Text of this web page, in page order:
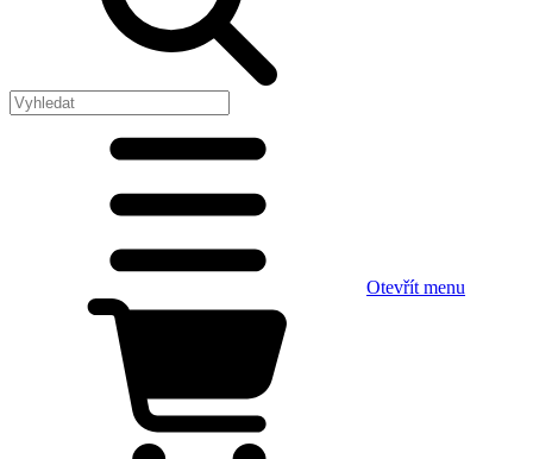
Otevřít menu